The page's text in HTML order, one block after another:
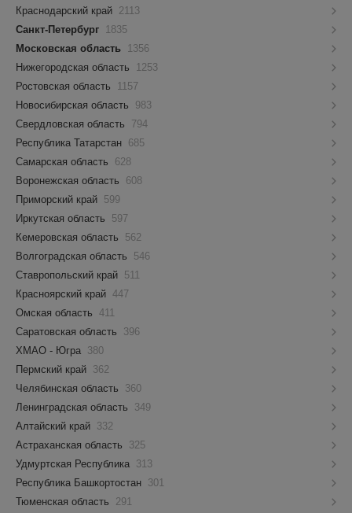
Краснодарский край 2113
Санкт-Петербург
1835
Московская область
1356
Нижегородская область
1253
Ростовская область
1157
Новосибирская область
983
Свердловская область
794
Республика Татарстан 685
Самарская область
628
Воронежская область
608
Приморский край 599
Иркутская область
597
Кемеровская область
562
Волгоградская область
546
Ставропольский край 511
Красноярский край 447
Омская область 411
Саратовская область
396
ХМАО - Югра 380
Пермский край 362
Челябинская область
360
Ленинградская область
349
Алтайский край 332
Астраханская область
325
Удмуртская Республика 313
Республика Башкортостан 301
Тюменская область
291